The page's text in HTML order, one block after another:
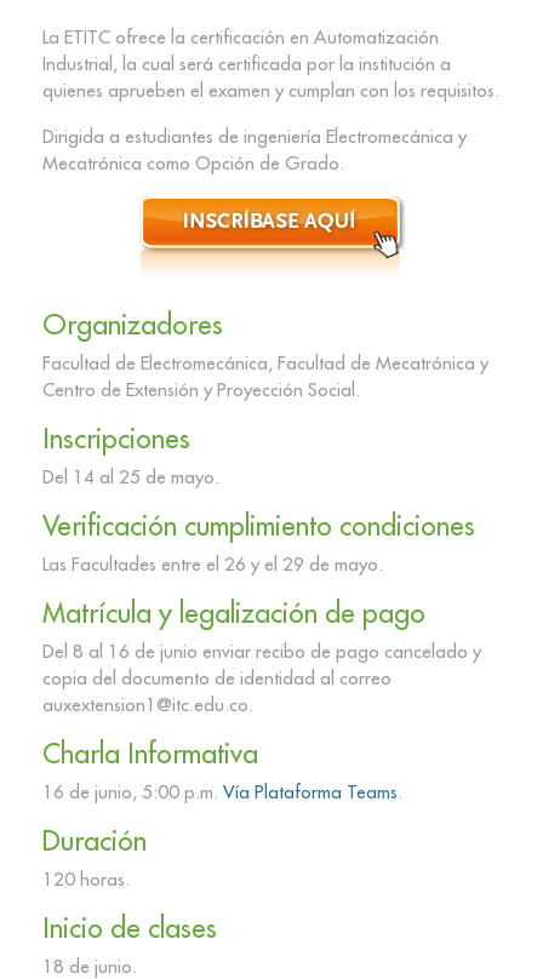
La ETITC ofrece la certificación en Automatización
Industrial, la cual será certificada por la institución a
quienes aprueben el examen y cumplan con los requisitos.
Dirigida a estudiantes de ingeniería Electromecánica y
Mecatrónica como Opción de Grado.
Organizadores
Facultad de Electromecánica, Facultad de Mecatrónica y
Centro de Extensión y Proyección Social.
Inscripciones
Del 14 al 25 de mayo.
Verificación cumplimiento condiciones
Las Facultades entre el 26 y el 29 de mayo.
Matrícula y legalización de pago
Del 8 al 16 de junio enviar recibo de pago cancelado y
copia del documento de identidad al correo
auxextension1@itc.edu.co.
Charla Informativa
16 de junio, 5:00 p.m. Vía Plataforma Teams.
Duración
120 horas.
Inicio de clases
18 de junio.